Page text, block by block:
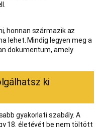
honnan származik az
lehet. Mindig legyen meg a
dokumentum, amely
ki
gyakorlati szabály. A
18. életévét be nem töltött